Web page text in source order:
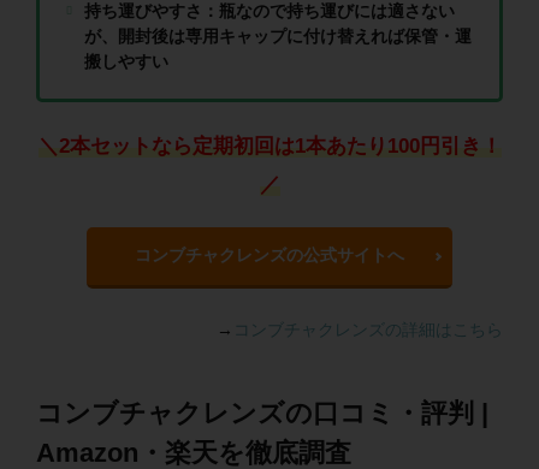
持ち運びやすさ：瓶なので持ち運びには適さない
が、開封後は専用キャップに付け替えれば保管・運
搬しやすい
＼2本セットなら定期初回は1本あたり100円引き！
／
コンブチャクレンズの公式サイトへ
→ コンブチャクレンズの詳細はこちら
コンブチャクレンズの口コミ・評判 |
Amazon・楽天を徹底調査